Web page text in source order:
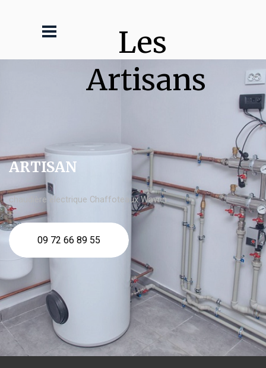
Les
Artisans
ARTISAN
chaudière électrique Chaffoteaux Wavrin
09 72 66 89 55